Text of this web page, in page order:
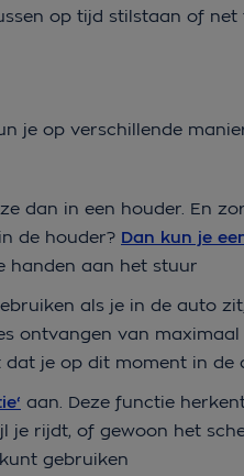
op tijd stilstaan of net
je op verschillende
dan in een houder. En
de houder? Dan kun je
handen aan het stuur
als je in de auto
ontvangen van maximaal
je op dit moment in de
aan. Deze functie
je rijdt, of gewoon het
gebruiken